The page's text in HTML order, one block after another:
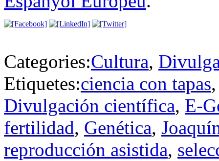
Categories:Cultura,
Etiquetes:ciencia con tapas
Divulgación científica, E-
fertilidad, Genética,
reproducción asistida,